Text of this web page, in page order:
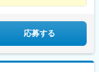
ツ沢上町駅、並木中央駅、日吉
、朝菜町駅、六条駅、片浜駅、
天竜川駅、塩釜口駅、楽田
応募する